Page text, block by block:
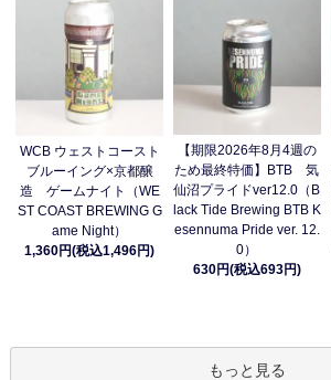
WCB ウェストコースト
ブルーイング×京都醸
造 ゲームナイト（WE
ST COAST BREWING G
ame Night）
1,360円(税込1,496円)
【期限2026年8月4週の
ため最終特価】BTB 気
仙沼プライドver12.0（B
lack Tide Brewing BTB K
esennuma Pride ver. 12.
0）
630円(税込693円)
もっと見る